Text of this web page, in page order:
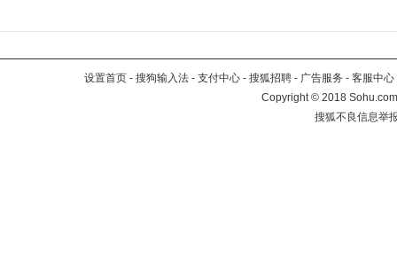
设置首页 - 搜狗输入法 - 支付中心 - 搜狐招聘 - 广告服务 - 客服中心
Copyright©2018
搜狐不良信息举